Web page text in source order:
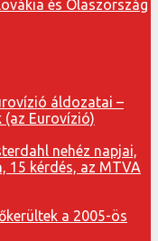
és Olaszország
áldozatai –
Eurovízió)
nehéz napjai,
15 kérdés, az MTVA
a 2005-ös